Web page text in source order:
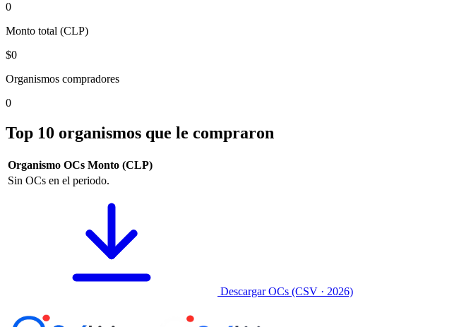
0
Monto total (CLP)
$0
Organismos compradores
0
Top 10 organismos que le compraron
Organismo OCs Monto (CLP)
Sin OCs en el periodo.
Descargar OCs (CSV · 2026)